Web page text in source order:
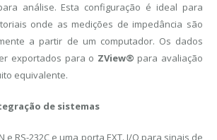
análise. Esta configuração é ideal para
onde as medições de impedância são
a partir de um computador. Os dados
exportados para o ZView® para avaliação
equivalente.
de sistemas
e RS-232C e uma porta EXT. I/O para sinais de